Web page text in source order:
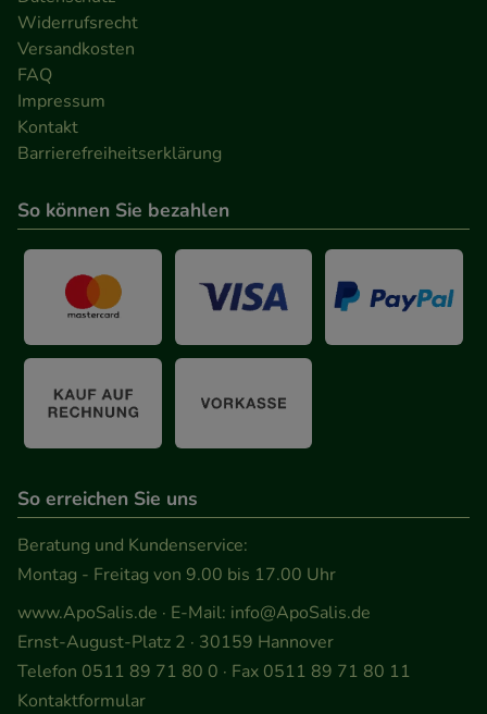
anzuzeigen und unser Partnerprogramm zu
betreiben.
Statistik & Tracking:
Informationen über die Art und Weise der Nutzung
unserer Website sammeln, mit deren Hilfe wir
den Inhalt auf unserer Website aber auch die
zu gestalten. Bitte beachten Sie, dass Daten hierfür
teilweise an Dritte wie z.B. Google oder soziale
Widerrufsrecht
Versandkosten
FAQ
Impressum
Kontakt
Barrierefreiheitserklärung
So können Sie bezahlen
So erreichen Sie uns
Beratung und Kundenservice:
Montag - Freitag von 9.00 bis 17.00 Uhr
www.ApoSalis.de · E-Mail: info@ApoSalis.de
Ernst-August-Platz 2 · 30159 Hannover
Telefon 0511 89 71 80 0 · Fax 0511 89 71 80 11
Kontaktformular